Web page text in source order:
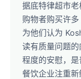
据底特律超市
购物者购买许
为他们认为
读有质量问题
程度的安慰，
餐饮企业注重新